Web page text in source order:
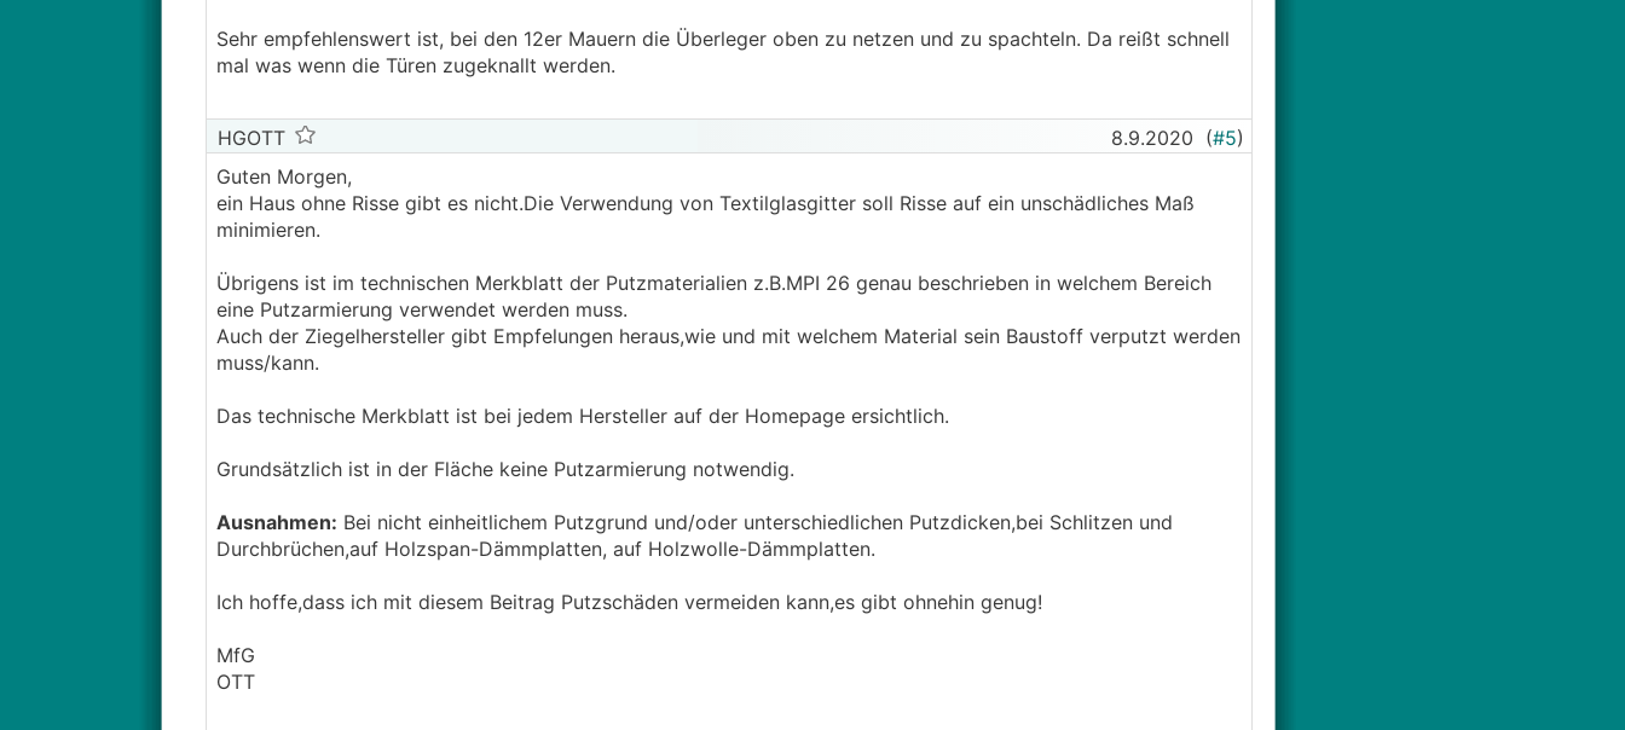
Sehr empfehlenswert ist, bei den 12er Mauern die Überleger oben zu netzen und zu spachteln. Da reißt schnell
mal was wenn die Türen zugeknallt werden.
HGOTT 8.9.2020 (#5)
Guten Morgen,
ein Haus ohne Risse gibt es nicht.Die Verwendung von Textilglasgitter soll Risse auf ein unschädliches Maß
minimieren.
Übrigens ist im technischen Merkblatt der Putzmaterialien z.B.MPI 26 genau beschrieben in welchem Bereich
eine Putzarmierung verwendet werden muss.
Auch der Ziegelhersteller gibt Empfelungen heraus,wie und mit welchem Material sein Baustoff verputzt werden
muss/kann.
Das technische Merkblatt ist bei jedem Hersteller auf der Homepage ersichtlich.
Grundsätzlich ist in der Fläche keine Putzarmierung notwendig.
Ausnahmen: Bei nicht einheitlichem Putzgrund und/oder unterschiedlichen Putzdicken,bei Schlitzen und
Durchbrüchen,auf Holzspan-Dämmplatten, auf Holzwolle-Dämmplatten.
Ich hoffe,dass ich mit diesem Beitrag Putzschäden vermeiden kann,es gibt ohnehin genug!
MfG
OTT